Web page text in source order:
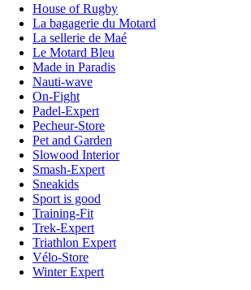
House of Rugby
La bagagerie du Motard
La sellerie de Maé
Le Motard Bleu
Made in Paradis
Nauti-wave
On-Fight
Padel-Expert
Pecheur-Store
Pet and Garden
Slowood Interior
Smash-Expert
Sneakids
Sport is good
Training-Fit
Trek-Expert
Triathlon Expert
Vélo-Store
Winter Expert